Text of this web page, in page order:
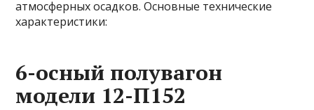
атмосферных осадков. Основные технические
характеристики:
6-осный полувагон
модели 12-П152